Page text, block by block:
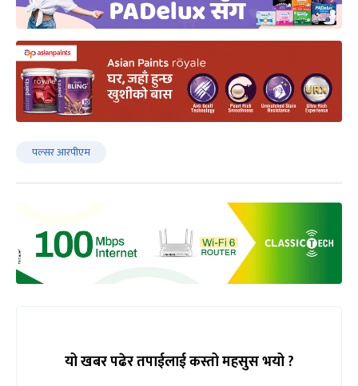
पल्सर आरपीएम
यो खबर पढेर तपाईलाई कस्तो महसुस भयो ?